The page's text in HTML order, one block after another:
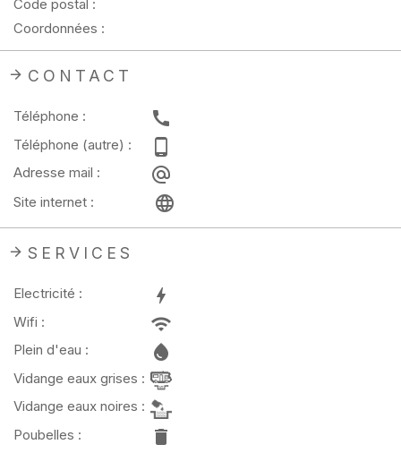
Code postal :
Coordonnées :
CONTACT
Téléphone :
Téléphone (autre) :
Adresse mail :
Site internet :
SERVICES
Electricité :
Wifi :
Plein d'eau :
Vidange eaux grises :
Vidange eaux noires :
Poubelles :